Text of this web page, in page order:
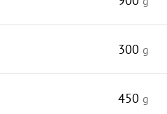
300 g
450 g